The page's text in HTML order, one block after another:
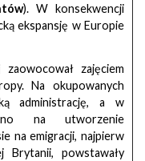
). W konsekwencji
ekspansję w Europie
zaowocował zajęciem
Na okupowanych
administrację, a w
na utworzenie
na emigracji, najpierw
powstawały